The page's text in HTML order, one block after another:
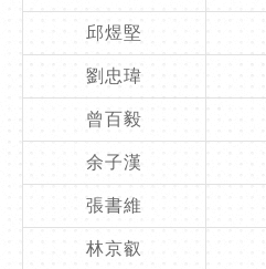
邱煜堅
劉忠瑋
曾百毅
余子漢
張書維
林京叡